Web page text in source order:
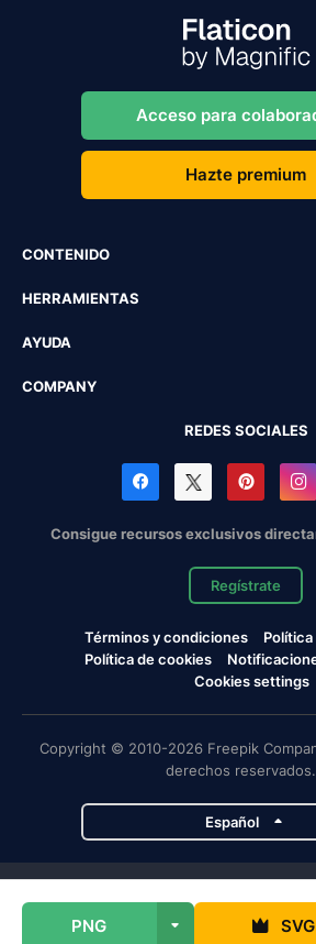
PNG SVG
Acceso para
Hazte premium
CONTENIDO
HERRAMIENTAS
AYUDA
COMPANY
REDES SOCIALES
Consigue recursos exclusivos
Regístrate
Términos y condiciones
Política de cookies
Cookies settings
Copyright © 2010-2026 Freepik
derechos reservados.
Español